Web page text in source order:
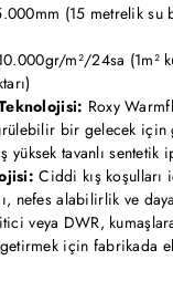
(15 metrelik su
m²/24sa (1m²
Roxy
bir gelecek için
yüksek tavanlı sentetik
Ciddi kış koşulları
nefes alabilirlik ve
veya DWR,
için fabrikada